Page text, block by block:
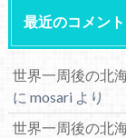
最近のコメント
世界一周後の北
に mosariより
世界一周後の北